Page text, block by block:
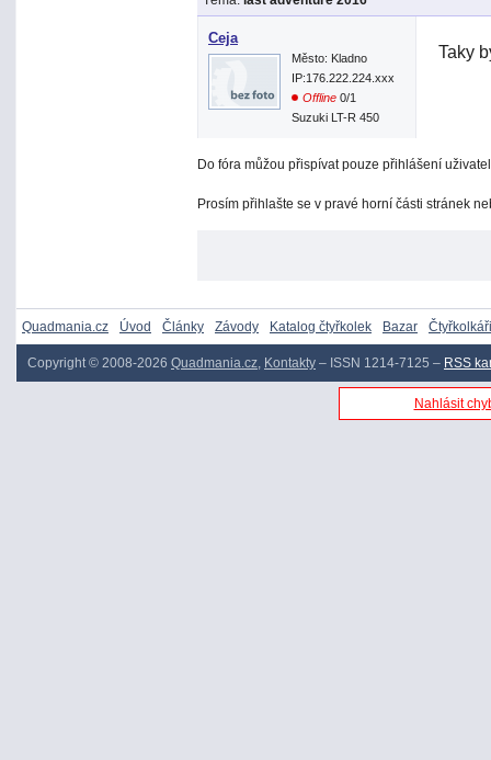
Ceja
Město: Kladno
IP:176.222.224.xxx
Offline 0/1
Suzuki LT-R 450
Taky
Do fóra můžou přispívat pouze přihlášení
Prosím přihlašte se v pravé horní části stránek
Quadmania.cz Úvod Články Závody Katalog čtyřkolek Bazar Čtyřkolkáři
Copyright © 2008-2026 Quadmania.cz, Kontakty – ISSN 1214-7125 – RSS
Nahlásit